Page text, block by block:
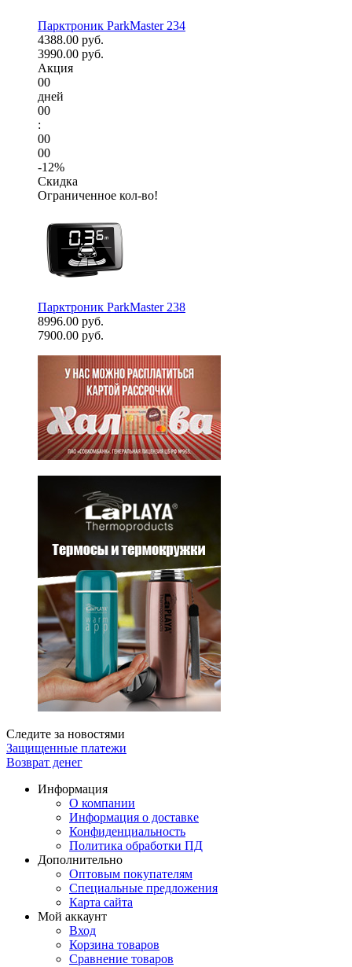
Парктроник ParkMaster 234
4388.00 руб.
3990.00 руб.
Акция
00
дней
00
:
00
00
-12%
Скидка
Ограниченное кол-во!
Парктроник ParkMaster 238
8996.00 руб.
7900.00 руб.
Следите за новостями
Защищенные платежи
Возврат денег
Информация
О компании
Информация о доставке
Конфиденциальность
Политика обработки ПД
Дополнительно
Оптовым покупателям
Специальные предложения
Карта сайта
Мой аккаунт
Вход
Корзина товаров
Сравнение товаров